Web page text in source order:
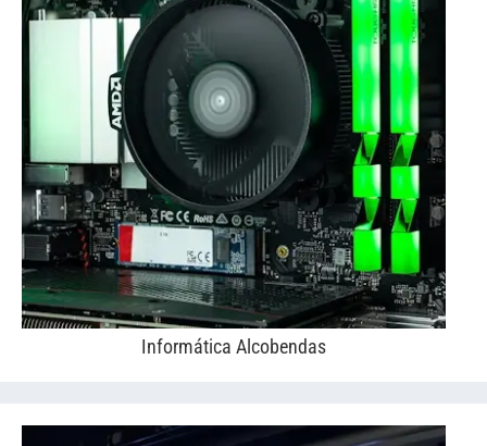
Informática Alcobendas